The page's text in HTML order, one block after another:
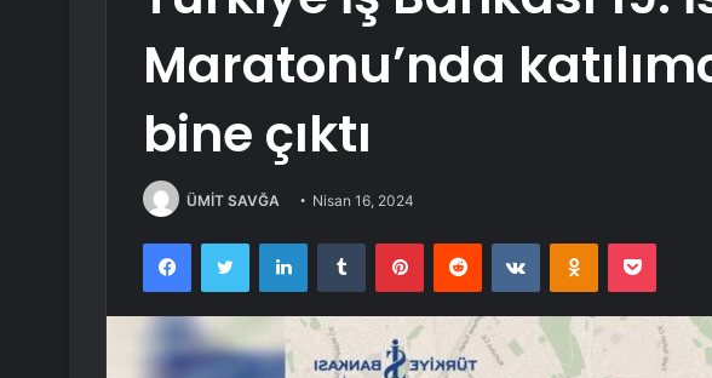
Maratonu’nda
bine çıktı
ÜMİT SAVĞA Nisan 16, 2024
FacebookTwitter LinkedInTumblr PinterestReddit VKontakteOdnoklassniki
Pocket